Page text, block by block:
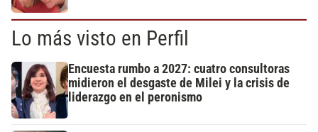
Lo más visto en Perfil
Encuesta rumbo a 2027: cuatro consultoras
midieron el desgaste de Milei y la crisis de
liderazgo en el peronismo